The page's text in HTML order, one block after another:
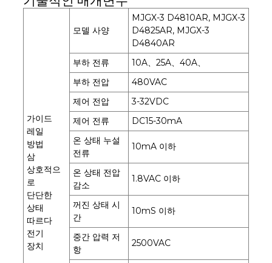
가이드
레일
방법
삼
상호적으
로
단단한
상태
따르다
전기
장치
모델 사양
MJGX-3 D4810AR, MJGX-3
D4825AR, MJGX-3
D4840AR
부하 전류
10A、25A、40A、
부하 전압
480VAC
제어 전압
3-32VDC
제어 전류
DC15-30mA
온 상태 누설
전류
10mA 이하
온 상태 전압
감소
1.8VAC 이하
꺼진 상태 시
간
10mS 이하
중간 압력 저
항
2500VAC